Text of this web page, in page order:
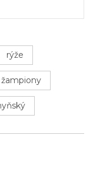
rýže
žampiony